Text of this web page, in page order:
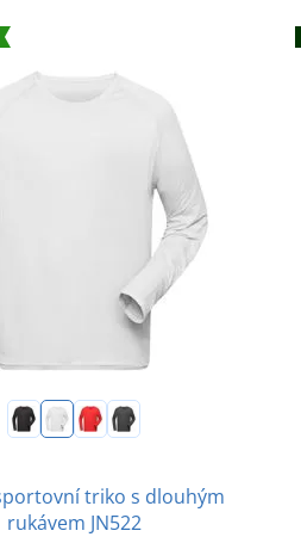
triko s dlouhým
rukávem JN522